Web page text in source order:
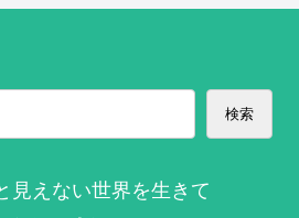
検索
見えない世界を生きて